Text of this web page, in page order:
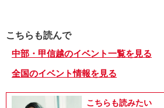
こちらも読んで
中部・甲信越のイベント一覧を見る
全国のイベント情報を見る
こちらも読みたい